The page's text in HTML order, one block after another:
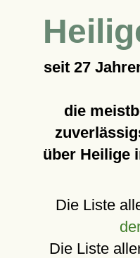
seit 27
die
über Heilige
Die Liste
Die Liste